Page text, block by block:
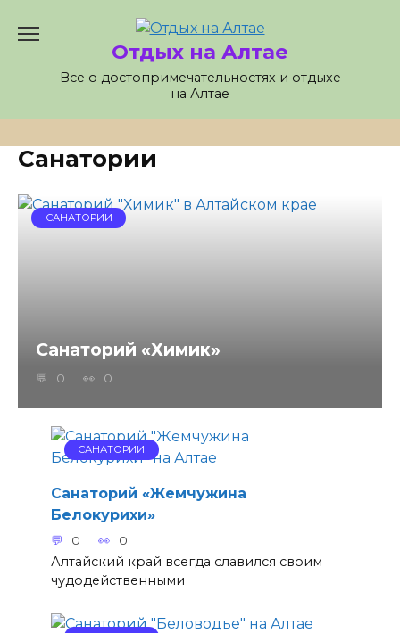
Отдых на Алтае
Все о достопримечательностях и отдыхе
на Алтае
Санатории
САНАТОРИИ
Санаторий «Химик»
0 0
САНАТОРИИ
Санаторий «Жемчужина
Белокурихи»
0 0
Алтайский край всегда славился своим
чудодейственными